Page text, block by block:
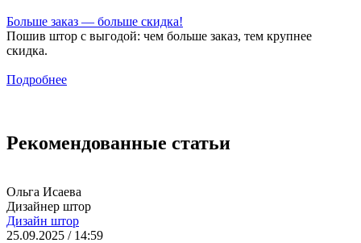
Больше заказ — больше скидка!
Пошив штор с выгодой: чем больше заказ, тем крупнее
скидка.
Подробнее
Рекомендованные статьи
Ольга Исаева
Дизайнер штор
Дизайн штор
25.09.2025 / 14:59